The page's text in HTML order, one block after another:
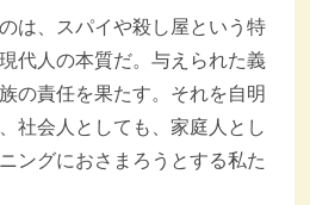
は、スパイや殺し屋という特
代人の本質だ。与えられた義
の責任を果たす。それを自明
社会人としても、家庭人とし
ングにおさまろうとする私た